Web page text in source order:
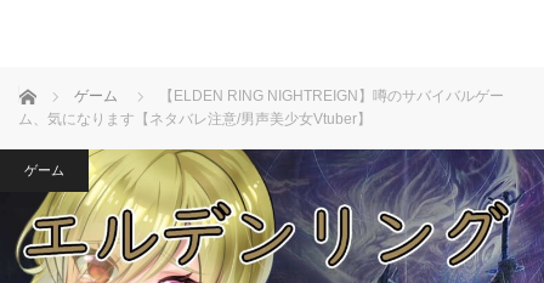
ホーム ゲーム
【ELDEN RING NIGHTREIGN】噂のサバイバルゲー
ム、気になります【ネタバレ注意/男声美少女Vtuber】
ゲーム